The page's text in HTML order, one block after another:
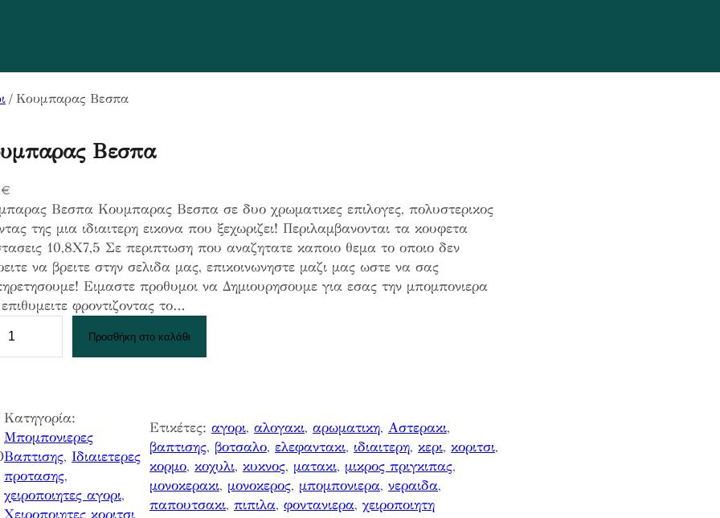
/ Κουμπαρας Βεσπα
Βεσπα
€
Βεσπα Κουμπαρας Βεσπα σε δυο χρωματικες επιλογες, πολυστερικος
της μια ιδιαιτερη εικονα που ξεχωριζει! Περιλαμβανονται τα κουφετα
10,8Χ7,5 Σε περιπτωση που αναζητατε καποιο θεμα το οποιο δεν
να βρειτε στην σελιδα μας, επικοινωνηστε μαζι μας ωστε να σας
Ειμαστε προθυμοι να Δημιουρησουμε για εσας την μπομπονιερα
φροντιζοντας το…
Προσθήκη στο καλάθι
Κατηγορία:
Μπομπονιερες
Βαπτισης, Ιδιαιετερες
προτασης
χειροποιητες αγορι
Χειροποιητες κοριτσι
Ετικέτες:αγορι, αλογακι, αρωματικη, Αστερακι
βαπτισης, βοτσαλο, ελεφαντακι, ιδιαιτερη, κερι, κοριτσι
κορμο, κοχυλι, κυκνος, ματακι, μικρος πριγκιπας
μονοκερακι, μονοκερος, μπομπονιερα, νεραιδα
παπουτσακι, πιπιλα, φοντανιερα, χειροποιητη